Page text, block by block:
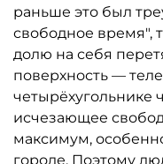
раньше это был
свободное время",
долю на себя
поверхность —
четырёхугольнике
исчезающее
максимум,
городе. Поэтому